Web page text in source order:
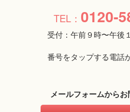
0120-
受付：午前９時〜午後
番号をタップする電話
メールフォームから